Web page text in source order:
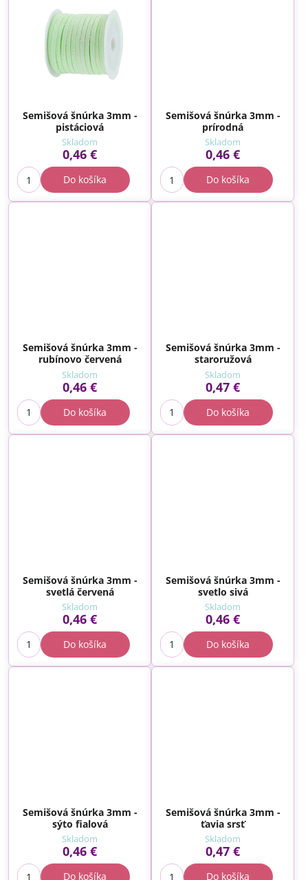
Semišová šnúrka 3mm -
pistáciová
Skladom
0,46 €
Do košíka
Semišová šnúrka 3mm -
prírodná
Skladom
0,46 €
Do košíka
Semišová šnúrka 3mm -
rubínovo červená
Skladom
0,46 €
Do košíka
Semišová šnúrka 3mm -
staroružová
Skladom
0,47 €
Do košíka
Semišová šnúrka 3mm -
svetlá červená
Skladom
0,46 €
Do košíka
Semišová šnúrka 3mm -
svetlo sivá
Skladom
0,46 €
Do košíka
Semišová šnúrka 3mm -
sýto fialová
Skladom
0,46 €
Do košíka
Semišová šnúrka 3mm -
ťavia srsť
Skladom
0,47 €
Do košíka